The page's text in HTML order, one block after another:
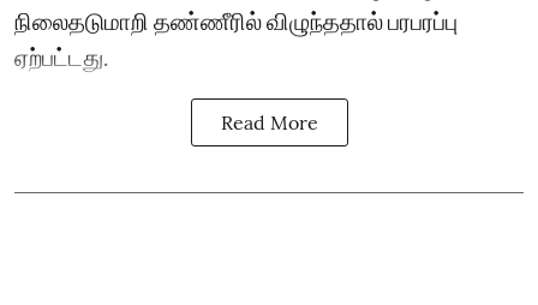
நிலைதடுமாறி தண்ணீரில் விழுந்ததால் பரபரப்பு
ஏற்பட்டது.
Read More